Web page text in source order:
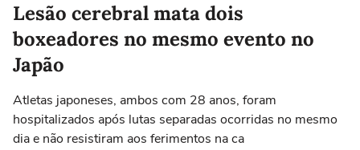
Lesão cerebral mata dois
boxeadores no mesmo evento no
Japão
Atletas japoneses, ambos com 28 anos, foram
hospitalizados após lutas separadas ocorridas no mesmo
dia e não resistiram aos ferimentos na ca